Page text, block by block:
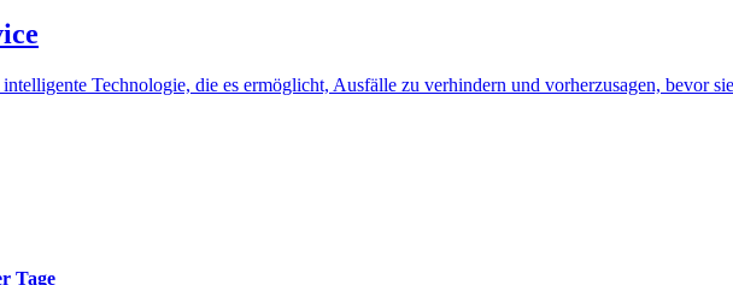
Technologie, die es ermöglicht, Ausfälle zu verhindern und vorherzusagen, bevor
Tage